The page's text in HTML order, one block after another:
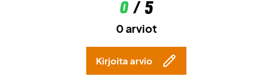
0/ 5
0 arviot
Kirjoita arvio